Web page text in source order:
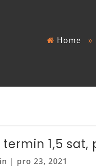
Home »
termin 1,5
| pro 23, 2021